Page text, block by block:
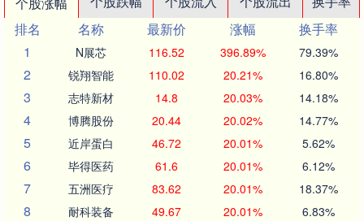
排名
名称 最新价 涨幅
换手率
1
N展芯 116.52 396.89% 79.39%
2 锐翔智能 110.02 20.21% 16.80%
3 志特新材 14.8 20.03% 14.18%
4 博腾股份 20.44 20.02% 14.77%
5 近岸蛋白 46.72 20.01% 5.62%
6 毕得医药 61.6 20.01% 6.12%
7 五洲医疗 83.62 20.01% 18.37%
8 耐科装备 49.67 20.01% 6.83%